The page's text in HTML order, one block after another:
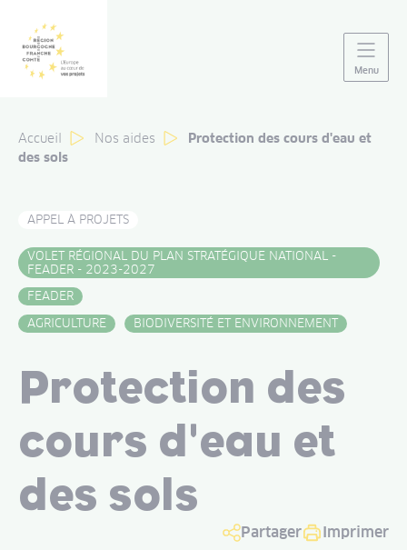
Menu
Accueil Nos aides
Protection des cours d'eau et
des sols
APPEL À PROJETS
VOLET RÉGIONAL DU PLAN STRATÉGIQUE NATIONAL -
FEADER - 2023-2027
FEADER
AGRICULTURE
BIODIVERSITÉ ET ENVIRONNEMENT
Protection des
cours d'eau et
des sols
Partager Imprimer